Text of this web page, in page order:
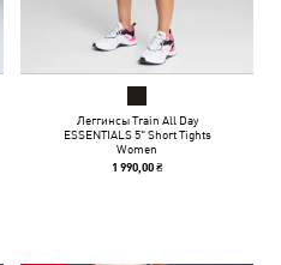
Леггинсы Train All Day
ESSENTIALS 5" Short Tights
Women
1 990,00 ₴